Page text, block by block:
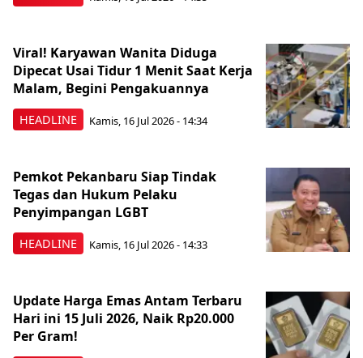
HEADLINE
Viral! Karyawan Wanita Diduga
Dipecat Usai Tidur 1 Menit Saat Kerja
Malam, Begini Pengakuannya
Kamis, 16 Jul 2026 - 14:34
HEADLINE
Pemkot Pekanbaru Siap Tindak
Tegas dan Hukum Pelaku
Penyimpangan LGBT
Kamis, 16 Jul 2026 - 14:33
Update Harga Emas Antam Terbaru
Hari ini 15 Juli 2026, Naik Rp20.000
Per Gram!